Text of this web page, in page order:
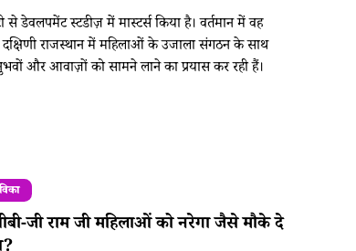
से डेवलपमेंट स्टडीज़ में मास्टर्स किया है। वर्तमान में वह
दक्षिणी राजस्थान में महिलाओं के उजाला संगठन के साथ
और आवाज़ों को सामने लाने का प्रयास कर रही हैं।
जी राम जी महिलाओं को नरेगा जैसे मौके दे